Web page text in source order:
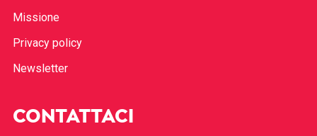
Missione
Privacy policy
Newsletter
CONTATTACI